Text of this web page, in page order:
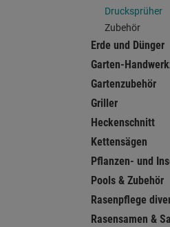
Drucksprüher
Zubehör
Erde und Dünger
Garten-
Gartenzubehör
Griller
Heckenschnitt
Kettensägen
Pflanzen- und
Pools & Zubehör
Rasenpflege
Rasensamen &